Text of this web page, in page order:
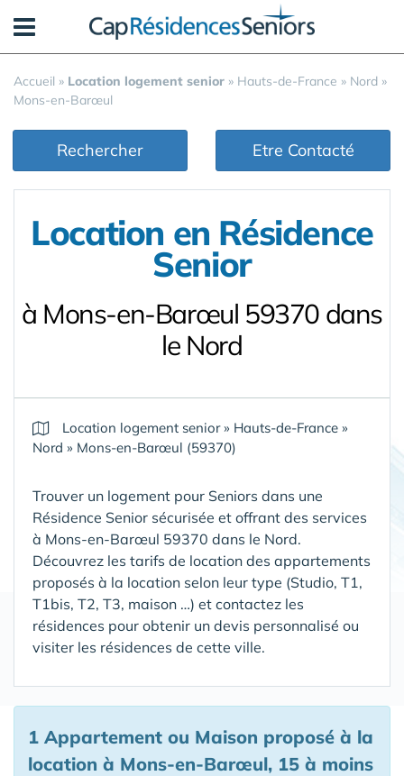
Accueil » Location logement senior » Hauts-de-France » Nord »
Mons-en-Barœul
Rechercher Etre Contacté
Location en Résidence
Senior
à Mons-en-Barœul 59370 dans
le Nord
Location logement senior» Hauts-de-France »
Nord » Mons-en-Barœul (59370)
Trouver un logement pour Seniors dans une
Résidence Senior sécurisée et offrant des services
à Mons-en-Barœul 59370 dans le Nord.
Découvrez les tarifs de location des appartements
proposés à la location selon leur type (Studio, T1,
T1bis, T2, T3, maison …) et contactez les
résidences pour obtenir un devis personnalisé ou
visiter les résidences de cette ville.
1 Appartement ou Maison proposé à la
location à Mons-en-Barœul, 15 à moins